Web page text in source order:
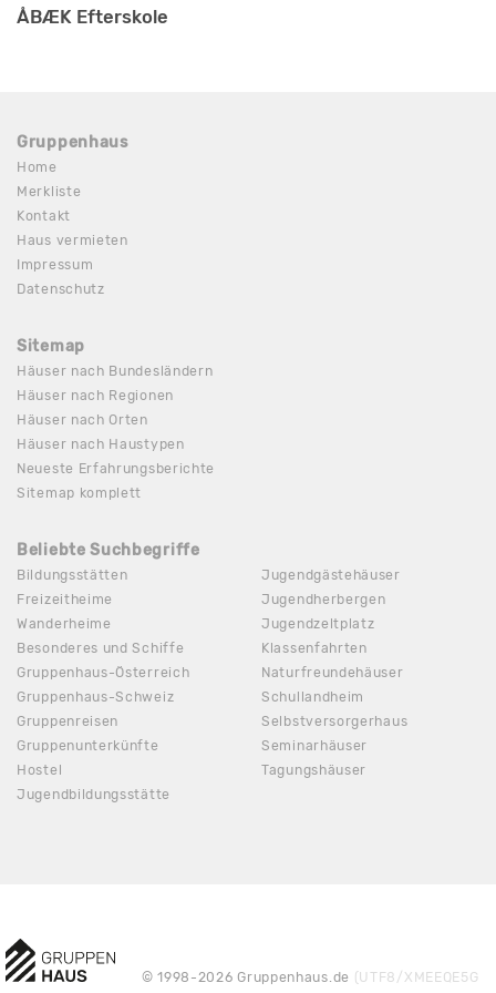
- Esbjerg und das Fischerei- und Seefahrtsmuseum. (132 km)
Zusätzlich Angaben
ÅBÆK Efterskole
Gruppenhaus
Home
Merkliste
Kontakt
Haus vermieten
Impressum
Datenschutz
Sitemap
Häuser nach Bundesländern
Häuser nach Regionen
Häuser nach Orten
Häuser nach Haustypen
Neueste Erfahrungsberichte
Sitemap komplett
Beliebte Suchbegriffe
Bildungsstätten
Freizeitheime
Wanderheime
Besonderes und Schiffe
Gruppenhaus-Österreich
Gruppenhaus-Schweiz
Gruppenreisen
Gruppenunterkünfte
Hostel
Jugendbildungsstätte
Jugendgästehäuser
Jugendherbergen
Jugendzeltplatz
Klassenfahrten
Naturfreundehäuser
Schullandheim
Selbstversorgerhaus
Seminarhäuser
Tagungshäuser
© 1998-2026 Gruppenhaus.de (UTF8/XMEEQE5G